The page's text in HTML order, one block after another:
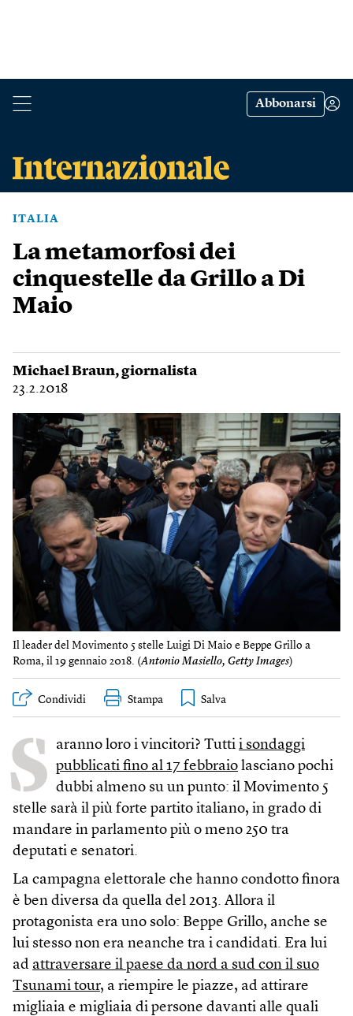
Abbonarsi
ITALIA
La metamorfosi dei
cinquestelle da Grillo a Di
Maio
Michael Braun, giornalista
23.2.2018
Il leader del Movimento 5 stelle Luigi Di Maio e Beppe Grillo a
Roma, il 19 gennaio 2018. (Antonio Masiello, Getty Images)
Condividi Stampa
S aranno loro i vincitori? Tutti i sondaggi
pubblicati fino al 17 febbraio lasciano pochi
dubbi almeno su un punto: il Movimento 5
stelle sarà il più forte partito italiano, in grado di
mandare in parlamento più o meno 250 tra
deputati e senatori.
La campagna elettorale che hanno condotto finora
è ben diversa da quella del 2013. Allora il
protagonista era uno solo: Beppe Grillo, anche se
lui stesso non era neanche tra i candidati. Era lui
ad attraversare il paese da nord a sud con il suo
Tsunami tour, a riempire le piazze, ad attirare
migliaia e migliaia di persone davanti alle quali